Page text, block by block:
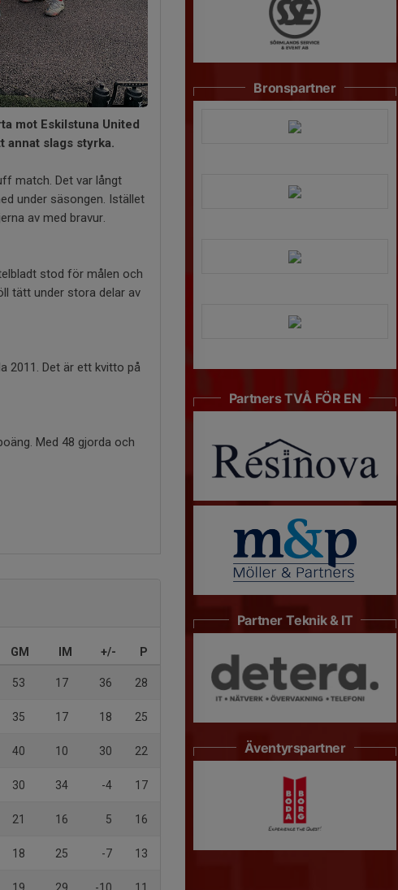
mot Eskilstuna United
annat slags styrka.
match. Det var långt
under säsongen. Istället
av med bravur.
stod för målen och
tätt under stora delar av
2011. Det är ett kvitto på
Med 48 gjorda och
GM IM +/- P
53 17 36 28
35 17 18 25
40 10 30 22
30 34 -4 17
21 16 5 16
18 25 -7 13
Bronspartner
Partners TVÅ FÖR EN
Partner Teknik & IT
Äventyrspartner